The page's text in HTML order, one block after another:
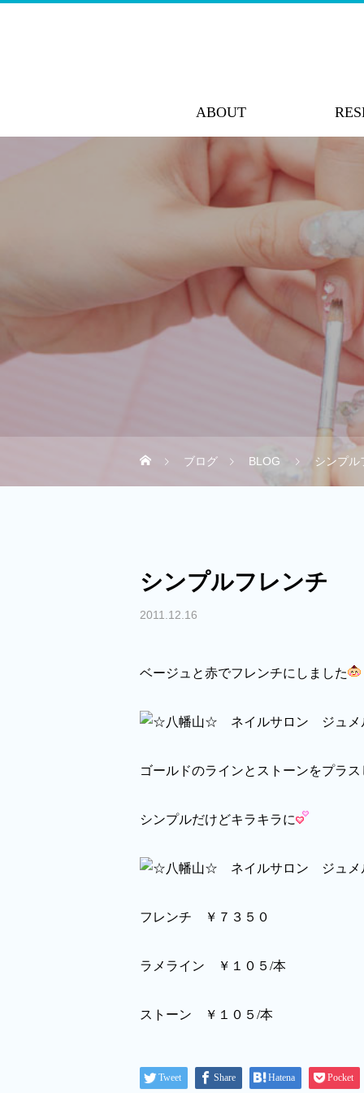
ABOUT
ブログ BLOG シンプル
シンプルフレンチ
2011.12.16
ベージュと赤でフレンチにしました
ゴールドのラインとストーンをプラス
シンプルだけどキラキラに
フレンチ ￥７３５０
ラメライン ￥１０５/本
ストーン ￥１０５/本
Tweet Share Hatena Pocket